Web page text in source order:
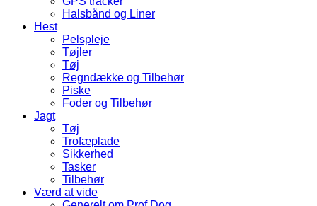
Halsbånd og Liner
Hest
Pelspleje
Tøjler
Tøj
Regndække og Tilbehør
Piske
Foder og Tilbehør
Jagt
Tøj
Trofæplade
Sikkerhed
Tasker
Tilbehør
Værd at vide